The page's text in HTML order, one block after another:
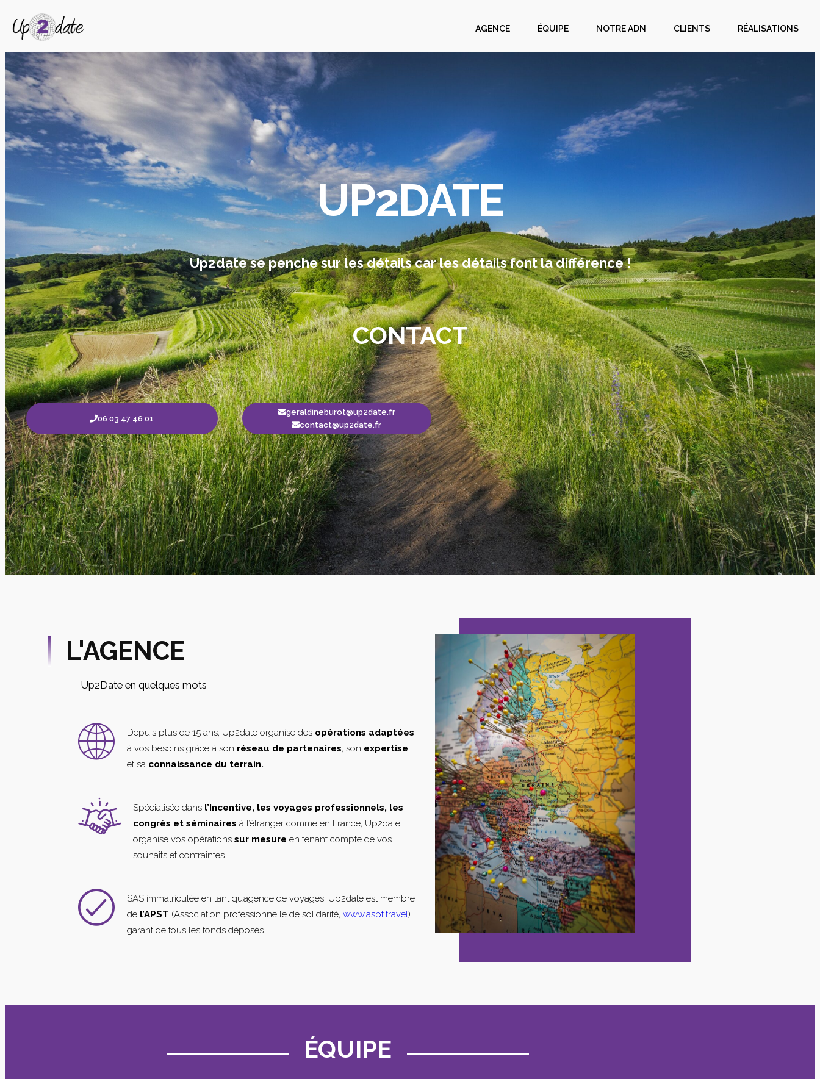
AGENCE ÉQUIPE NOTRE ADN CLIENTS RÉALISATIONS
UP2DATE
Up2date se penche sur les détails car les détails font la différence !
CONTACT
06 03 47 46 01
geraldineburot@up2date.fr
contact@up2date.fr
L'AGENCE
Up2Date en quelques mots
Depuis plus de 15 ans, Up2date organise des opérations adaptées
à vos besoins grâce à son réseau de partenaires, son expertise
et sa connaissance du terrain.
Spécialisée dans l’Incentive, les voyages professionnels, les
congrès et séminaires à l’étranger comme en France, Up2date
organise vos opérations sur mesure en tenant compte de vos
souhaits et contraintes.
SAS immatriculée en tant qu’agence de voyages, Up2date est membre
de l’APST (Association professionnelle de solidarité, www.aspt.travel) :
garant de tous les fonds déposés.
ÉQUIPE